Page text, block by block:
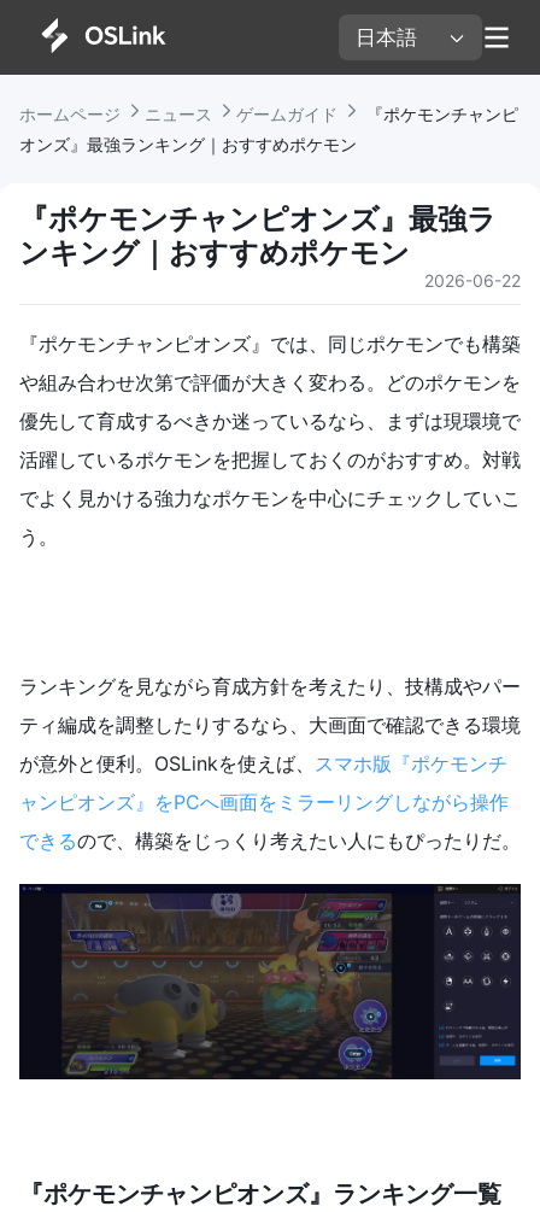
日本語
ホームページ ニュース ゲームガイド
『ポケモンチャンピ
オンズ』最強ランキング｜おすすめポケモン
『ポケモンチャンピオンズ』最強ラ
ンキング｜おすすめポケモン
2026-06-22
『ポケモンチャンピオンズ』では、同じポケモンでも構築
や組み合わせ次第で評価が大きく変わる。どのポケモンを
優先して育成するべきか迷っているなら、まずは現環境で
活躍しているポケモンを把握しておくのがおすすめ。対戦
でよく見かける強力なポケモンを中心にチェックしていこ
う。
ランキングを見ながら育成方針を考えたり、技構成やパー
ティ編成を調整したりするなら、大画面で確認できる環境
が意外と便利。OSLinkを使えば、 スマホ版『ポケモンチ
ャンピオンズ』をPCへ画面をミラーリングしながら操作
できるので、構築をじっくり考えたい人にもぴったりだ。
『ポケモンチャンピオンズ』ランキング一覧